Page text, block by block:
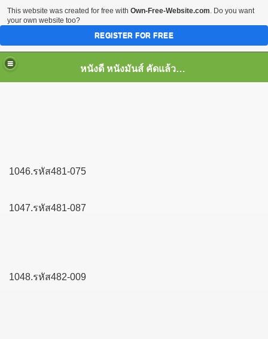
หนังดี หนังมันส์ คัดแล้ว เพื่อคุณ
1046.รหัส481-075
1047.รหัส481-087
1048.รหัส482-009
This website was created for free with Own-Free-Website.com. Do you want
your own website too?
REGISTER FOR FREE